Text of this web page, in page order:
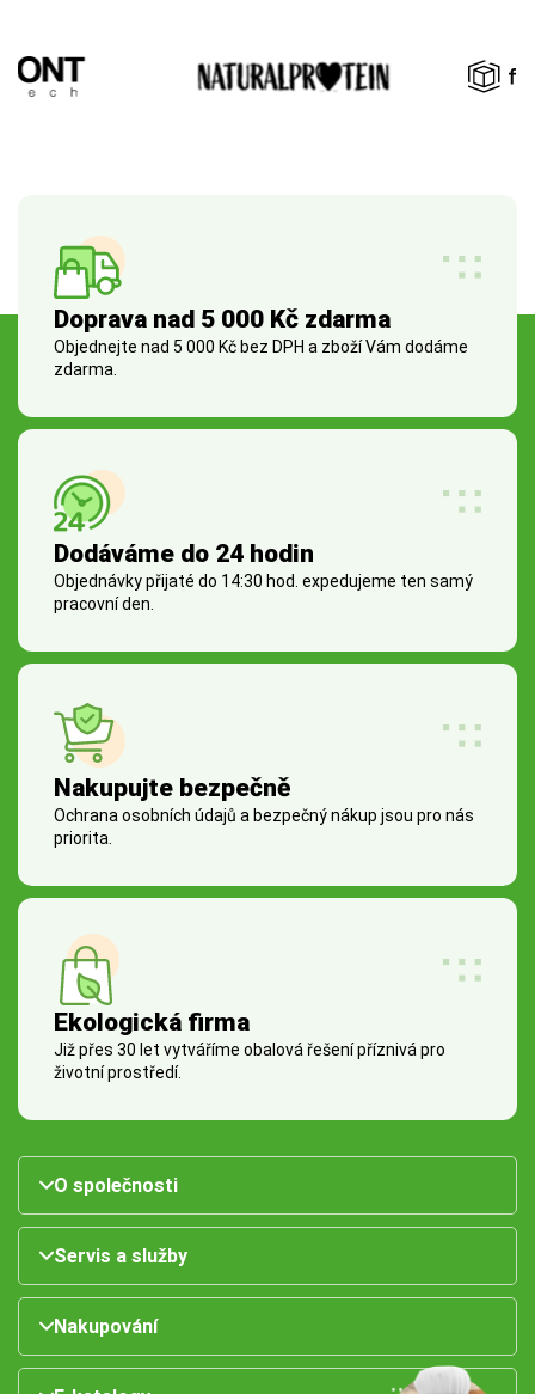
Doprava nad 5 000 Kč zdarma
Objednejte nad 5 000 Kč bez DPH a zboží Vám dodáme
zdarma.
Dodáváme do 24 hodin
Objednávky přijaté do 14:30 hod. expedujeme ten samý
pracovní den.
Nakupujte bezpečně
Ochrana osobních údajů a bezpečný nákup jsou pro nás
priorita.
Ekologická firma
Již přes 30 let vytváříme obalová řešení příznivá pro
životní prostředí.
O společnosti
Servis a služby
Nakupování